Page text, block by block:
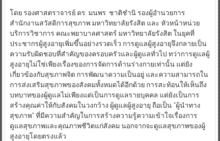
โดย รองศาสตราจารย์ ดร. มนพร ชาติชำนิ รองผู้อำนวยการ
สำนักงานสวัสดิการสุขภาพ มหาวิทยาลัยรังสิต และ หัวหน้าหน่วย
บริการวิชาการ คณะพยาบาลศาสตร์ มหาวิทยาลัยรังสิต ในยุคที่
ประชากรผู้สูงอายุเพิ่มขึ้นอย่างรวดเร็ว การดูแลผู้สูงอายุจึงกลายเป็น
ความรับผิดชอบที่สำคัญของครอบครัวและผู้ดูแลทั่วไป ทว่าการดูแลผู้
สูงอายุไม่ใช่เพียงเรื่องของการจัดการด้านร่างกายเท่านั้น แต่ยัง
เกี่ยวข้องกับสุขภาพจิต การพัฒนาความเป็นอยู่ และความสามารถใน
การส่งเสริมสุขภาพของสังคมทั้งหมดได้อีกด้วย การสะท้อนให้เห็นถึง
บทบาทของผู้ดูแลไม่เพียงแต่เป็นการดูแลรายบุคคล แต่ยังเป็นการ
สร้างคุณค่าให้กับสังคมในวงกว้าง ผู้ดูแลผู้สูงอายุ ถือเป็น “ผู้นำทาง
สุขภาพ” ที่มีความสำคัญในการสร้างความรู้ความเข้าใจเรื่องการ
ดูแลสุขภาพและคุณภาพชีวิตแก่สังคม นอกจากจะดูแลสุขภาพของผู้
สูงอายุโดยตรงแล้ว